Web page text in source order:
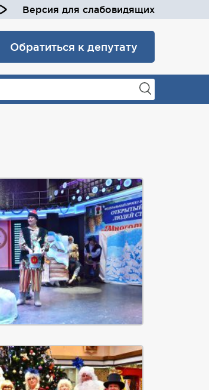
Версия для слабовидящих
Обратиться к депутату